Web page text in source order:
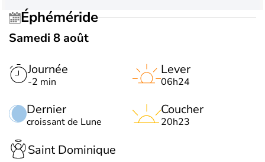
Éphéméride
Samedi 8 août
Journée
-2 min
Dernier
croissant de Lune
Lever
06h24
Coucher
20h23
Saint Dominique